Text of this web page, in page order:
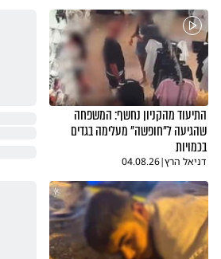
התיעוד מהקניון נחשף: המשפחה
שהגיעה ל"חופשה" מעלימה בגדים
בכמויות
דניאל הרץ|
04.08.26